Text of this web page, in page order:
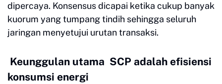
dipercaya. Konsensus dicapai ketika cukup banyak
kuorum yang tumpang tindih sehingga seluruh
jaringan menyetujui urutan transaksi.
Keunggulan utama SCP adalah efisiensi
konsumsi energi